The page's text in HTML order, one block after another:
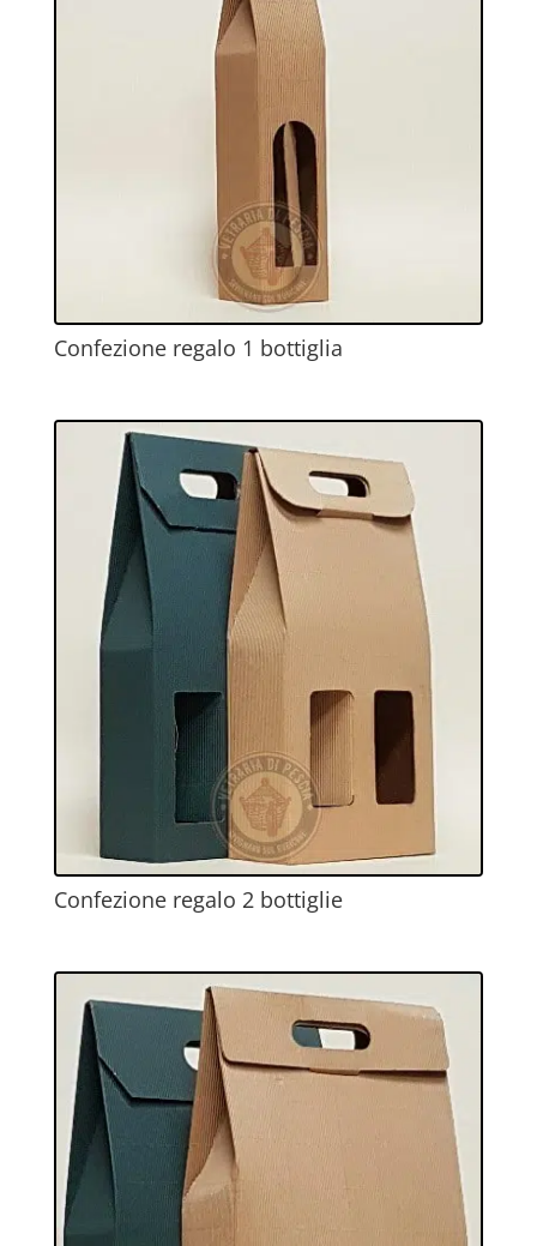
Confezione regalo 1 bottiglia
Confezione regalo 2 bottiglie